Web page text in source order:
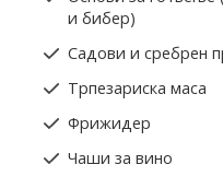
и бибер)
Садови и сребрен
Трпезариска маса
Фрижидер
Чаши за вино